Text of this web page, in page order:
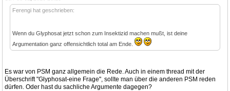
Ferengi hat geschrieben:
Wenn du Glyphosat jetzt schon zum Insektizid machen mußt, ist deine
Argumentation ganz offensichtlich total am Ende.
Es war von PSM ganz allgemein die Rede. Auch in einem thread mit der
Überschrift "Glyphosat-eine Frage", sollte man über die anderen PSM reden
dürfen. Oder hast du sachliche Argumente dagegen?